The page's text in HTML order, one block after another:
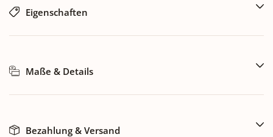
Eigenschaften
Maße & Details
Bezahlung & Versand